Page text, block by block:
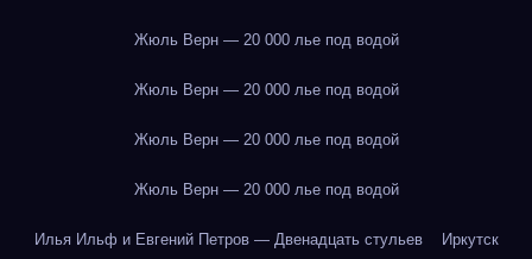
Жюль Верн — 20 000 лье под водой
Жюль Верн — 20 000 лье под водой
Жюль Верн — 20 000 лье под водой
Жюль Верн — 20 000 лье под водой
Илья Ильф и Евгений Петров — Двенадцать стульев Иркутск